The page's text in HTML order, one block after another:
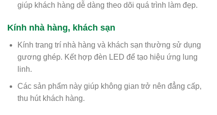
giúp khách hàng dễ dàng theo dõi quá trình làm đẹp.
Kính nhà hàng, khách sạn
Kính trang trí nhà hàng và khách sạn thường sử dụng
gương ghép. Kết hợp đèn LED để tạo hiệu ứng lung
linh.
Các sản phẩm này giúp không gian trở nên đẳng cấp,
thu hút khách hàng.